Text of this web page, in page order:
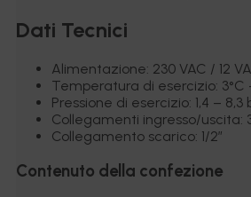
Dati Tecnici
Alimentazione: 230 VAC / 12
Temperatura di esercizio: 3°C
Pressione di esercizio: 1,4 – 8,3
Collegamenti ingresso/uscita:
Collegamento scarico: 1/2″
Contenuto della confezione